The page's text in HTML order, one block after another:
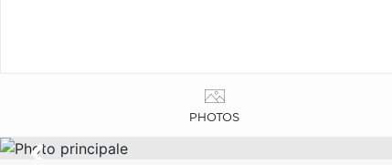
PHOTOS